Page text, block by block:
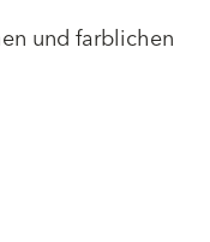
und farblichen